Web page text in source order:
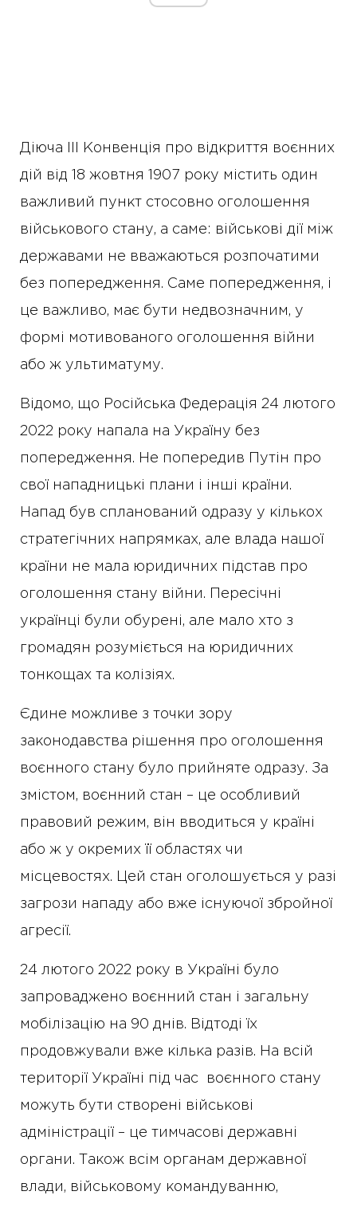
Діюча ІІІ Конвенція про відкриття воєнних
дій від 18 жовтня 1907 року містить один
важливий пункт стосовно оголошення
військового стану, а саме: військові дії між
державами не вважаються розпочатими
без попередження. Саме попередження, і
це важливо, має бути недвозначним, у
формі мотивованого оголошення війни
або ж ультиматуму.
Відомо, що Російська Федерація 24 лютого
2022 року напала на Україну без
попередження. Не попередив Путін про
свої нападницькі плани і інші країни.
Напад був спланований одразу у кількох
стратегічних напрямках, але влада нашої
країни не мала юридичних підстав про
оголошення стану війни. Пересічні
українці були обурені, але мало хто з
громадян розуміється на юридичних
тонкощах та колізіях.
Єдине можливе з точки зору
законодавства рішення про оголошення
воєнного стану було прийняте одразу. За
змістом, воєнний стан – це особливий
правовий режим, він вводиться у країні
або ж у окремих її областях чи
місцевостях. Цей стан оголошується у разі
загрози нападу або вже існуючої збройної
агресії.
24 лютого 2022 року в Україні було
запроваджено воєнний стан і загальну
мобілізацію на 90 днів. Відтоді їх
продовжували вже кілька разів. На всій
території Україні під час воєнного стану
можуть бути створені військові
адміністрації – це тимчасові державні
органи. Також всім органам державної
влади, військовому командуванню,